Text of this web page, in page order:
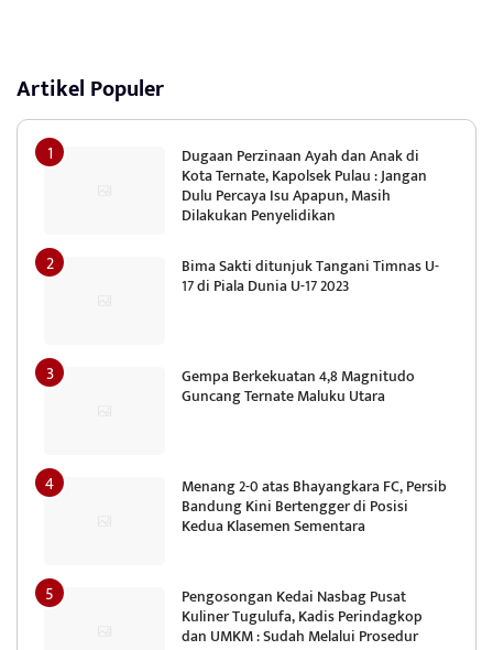
Artikel Populer
Dugaan Perzinaan Ayah dan Anak di
Kota Ternate, Kapolsek Pulau : Jangan
Dulu Percaya Isu Apapun, Masih
Dilakukan Penyelidikan
Bima Sakti ditunjuk Tangani Timnas U-
17 di Piala Dunia U-17 2023
Gempa Berkekuatan 4,8 Magnitudo
Guncang Ternate Maluku Utara
Menang 2-0 atas Bhayangkara FC, Persib
Bandung Kini Bertengger di Posisi
Kedua Klasemen Sementara
Pengosongan Kedai Nasbag Pusat
Kuliner Tugulufa, Kadis Perindagkop
dan UMKM : Sudah Melalui Prosedur